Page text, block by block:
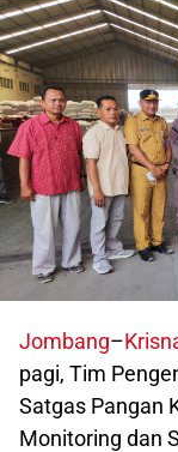
Jombang–
pagi, Tim
Satgas Pangan
Monitoring dan